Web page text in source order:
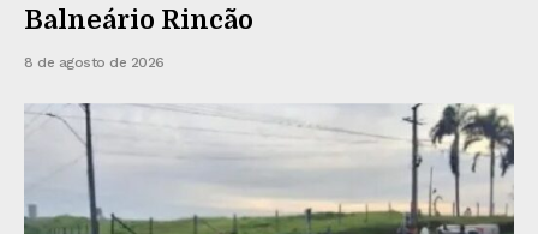
Balneário Rincão
8 de agosto de 2026